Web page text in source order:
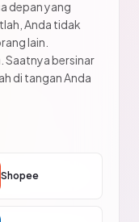
depan yang
Anda tidak
lain.
Saatnya bersinar
di tangan Anda
Shopee